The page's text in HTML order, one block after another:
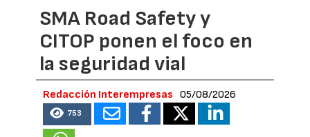
SMA Road Safety y
CITOP ponen el foco en
la seguridad vial
Redacción Interempresas 05/08/2026
753